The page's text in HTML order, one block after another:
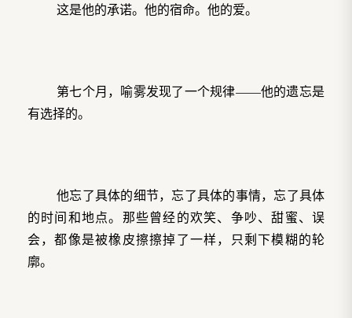
这是他的承诺。他的宿命。他的爱。
第七个月，喻雾发现了一个规律——他的遗忘是
有选择的。
他忘了具体的细节，忘了具体的事情，忘了具体
的时间和地点。那些曾经的欢笑、争吵、甜蜜、误
会，都像是被橡皮擦擦掉了一样，只剩下模糊的轮
廓。